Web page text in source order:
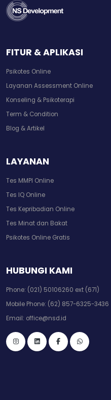
FITUR & APLIKASI
Psikotes Online
Layanan Assessment Online
Konseling & Psikoterapi
Term & Condition
Blog & Artikel
LAYANAN
Tes MMPI Online
Tes IQ Online
Tes Kepribadian Online
Tes Minat dan Bakat
Psikotes Online Gratis
HUBUNGI KAMI
Phone: (021) 50106260 ext (671)
Mobile Phone: (62) 857-6325-3436
Email: office@nsd.id